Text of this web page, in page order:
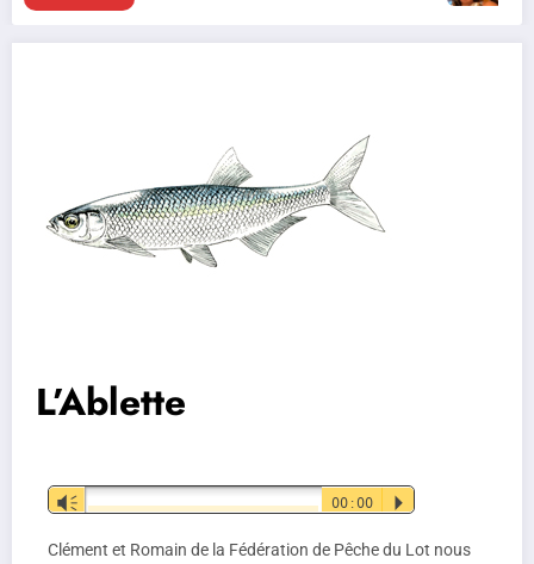
L’Ablette
Lecteur
audio
Vm 00:00 P
Clément et Romain de la Fédération de Pêche du Lot nous